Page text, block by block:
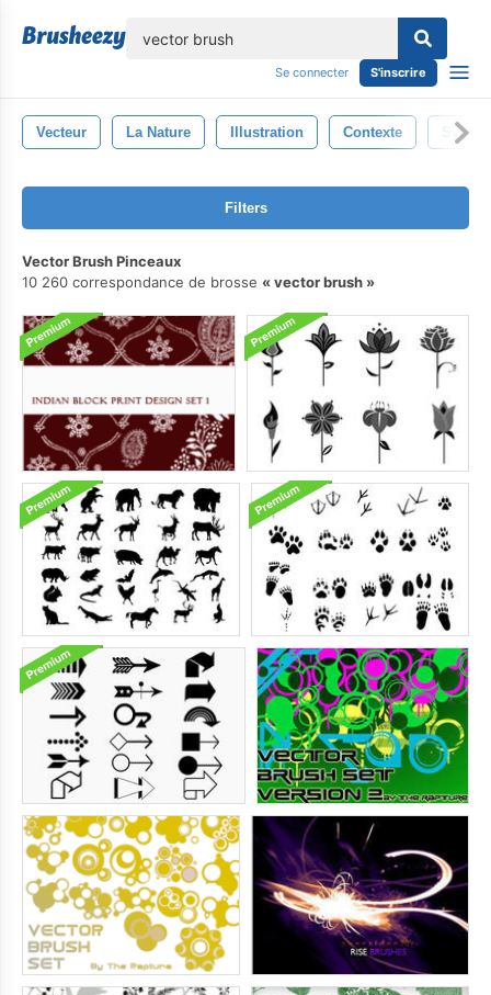
Se connecter S'inscrire
Vecteur La Nature Illustration Contexte
Filters
Vector Brush Pinceaux
10 260 correspondance de brosse
vector brush